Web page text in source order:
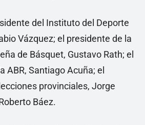
del Instituto del Deporte
Vázquez; el presidente de la
de Básquet, Gustavo Rath; el
ABR, Santiago Acuña; el
provinciales, Jorge
Báez.